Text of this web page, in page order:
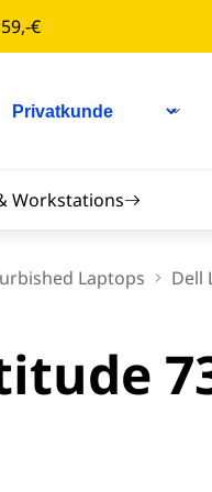
€
Workstations
Laptops Dell